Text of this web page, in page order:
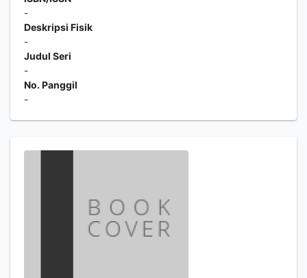
-
Deskripsi Fisik
-
Judul Seri
-
No. Panggil
-